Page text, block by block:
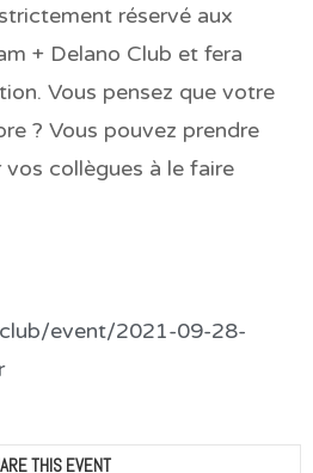
réservé aux
+ Delano Club et fera
Vous pensez que votre
? Vous pouvez prendre
collègues à le faire
event/2021-09-28-
THIS EVENT